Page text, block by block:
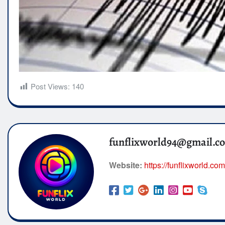
Post Views: 140
Website: https://funflixworld.com